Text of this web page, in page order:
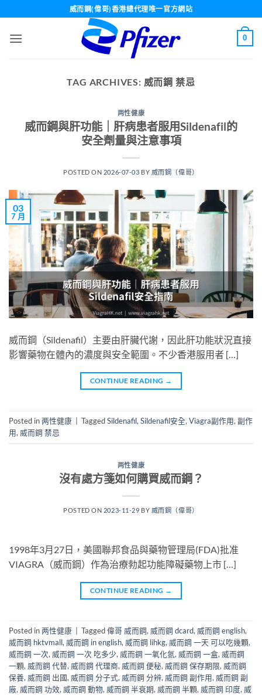
to
content
威而鋼(偉哥)香港總代理唯一官方網站
0
TAG ARCHIVES: 威而鋼 禁忌
两性健康
威而鋼與肝功能｜肝病患者服用Sildenafil的
安全劑量與注意事項
POSTED ON 2026-07-03 BY 威而鋼（偉哥）
03
7 月
威而鋼（Sildenafil）主要由肝臟代謝，因此肝功能狀況直接
影響藥物在體內的濃度與安全範圍。不少香港服用者 […]
CONTINUE READING →
Posted in两性健康 TaggedSildenafil,Sildenafil安全,Viagra副作用,副作
用, 威而鋼 禁忌
两性健康
沒有處方箋如何購買威而鋼？
POSTED ON 2023-11-29 BY 威而鋼（偉哥）
1998年3月27日，美國聯邦食品與藥物管理局(FDA)批准
VIAGRA（威而鋼）作為治療勃起功能障礙藥物上市 […]
CONTINUE READING →
Posted in两性健康 Tagged偉哥 威而鋼, 威而鋼 dcard, 威而鋼 english,
威而鋼 hktvmall, 威而鋼 in english, 威而鋼 lihkg, 威而鋼 一天 可以吃幾顆,
威而鋼 一次, 威而鋼 一次 吃多少, 威而鋼 一氧化氮, 威而鋼 一盒, 威而鋼
一顆, 威而鋼 代替, 威而鋼 代理商, 威而鋼 便秘, 威而鋼 保存期限, 威而鋼
保養, 威而鋼 出國, 威而鋼 分子式, 威而鋼 分辨, 威而鋼 副作用, 威而鋼 副
廠, 威而鋼 功效, 威而鋼 動物, 威而鋼 半衰期, 威而鋼 半顆, 威而鋼 印度, 威